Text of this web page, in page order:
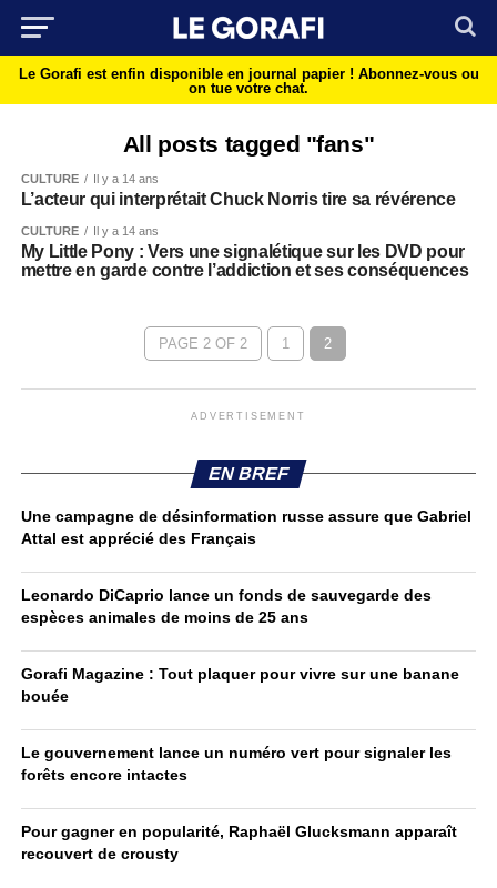
Le Gorafi est enfin disponible en journal papier ! Abonnez-vous ou
on tue votre chat.
All posts tagged "fans"
CULTURE Il y a 14 ans
L’acteur qui interprétait Chuck Norris tire sa révérence
CULTURE Il y a 14 ans
My Little Pony : Vers une signalétique sur les DVD pour
mettre en garde contre l’addiction et ses conséquences
PAGE 2 OF 2 1 2
ADVERTISEMENT
EN BREF
Une campagne de désinformation russe assure que Gabriel
Attal est apprécié des Français
Leonardo DiCaprio lance un fonds de sauvegarde des
espèces animales de moins de 25 ans
Gorafi Magazine : Tout plaquer pour vivre sur une banane
bouée
Le gouvernement lance un numéro vert pour signaler les
forêts encore intactes
Pour gagner en popularité, Raphaël Glucksmann apparaît
recouvert de crousty